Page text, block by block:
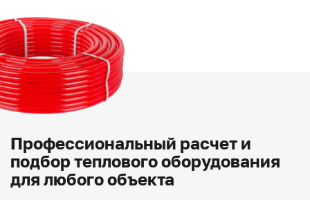
Профессиональный расчет и
подбор теплового оборудования
для любого объекта